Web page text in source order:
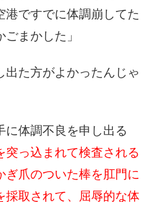
港ですでに体調崩してた
まかした」
出た方がよかったんじゃ
に体調不良を申し出る
突っ込まれて検査される
ぎ爪のついた棒を肛門に
採取されて、屈辱的な体